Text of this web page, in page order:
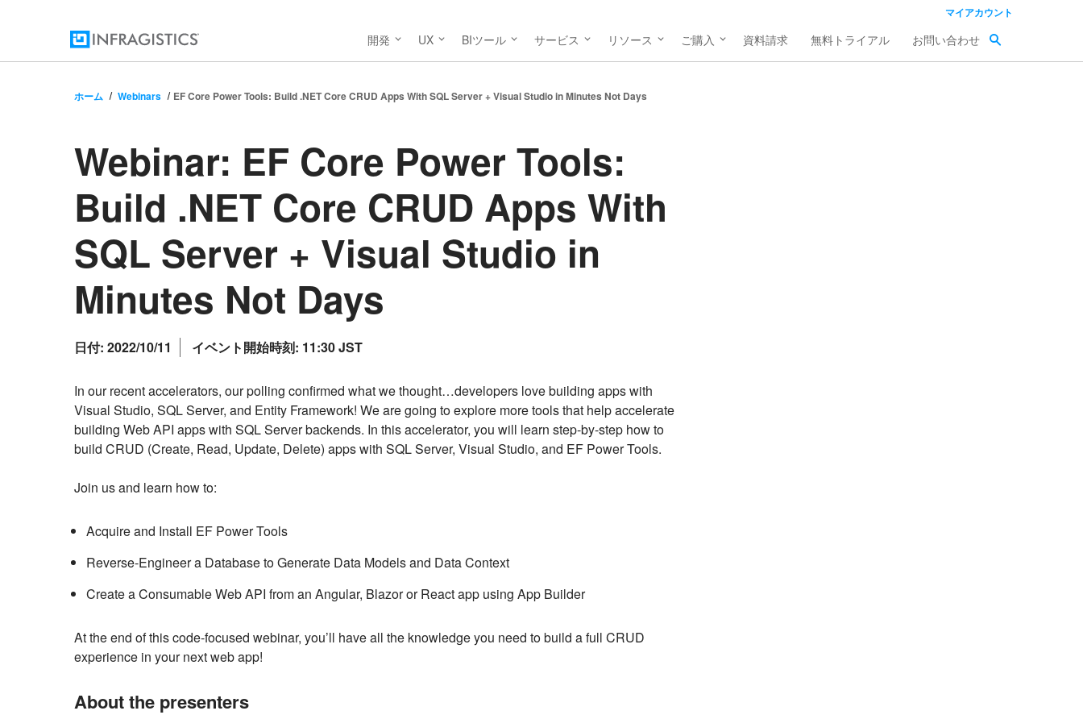
マイアカウント
開発 UX BIツール サービス リソース ご購入 資料請求 無料トライアル お問い合わせ
ホーム Webinars EF Core Power Tools: Build .NET Core CRUD Apps With SQL Server + Visual Studio in Minutes Not Days
Webinar: EF Core Power Tools:
Build .NET Core CRUD Apps With
SQL Server + Visual Studio in
Minutes Not Days
日付: 2022/10/11 イベント開始時刻: 11:30 JST
Event
Description
In our recent accelerators, our polling confirmed what we thought…developers love building apps with
Visual Studio, SQL Server, and Entity Framework! We are going to explore more tools that help accelerate
building Web API apps with SQL Server backends. In this accelerator, you will learn step-by-step how to
build CRUD (Create, Read, Update, Delete) apps with SQL Server, Visual Studio, and EF Power Tools.
Join us and learn how to:
Acquire and Install EF Power Tools
Reverse-Engineer a Database to Generate Data Models and Data Context
Create a Consumable Web API from an Angular, Blazor or React app using App Builder
At the end of this code-focused webinar, you’ll have all the knowledge you need to build a full CRUD
experience in your next web app!
About the presenters